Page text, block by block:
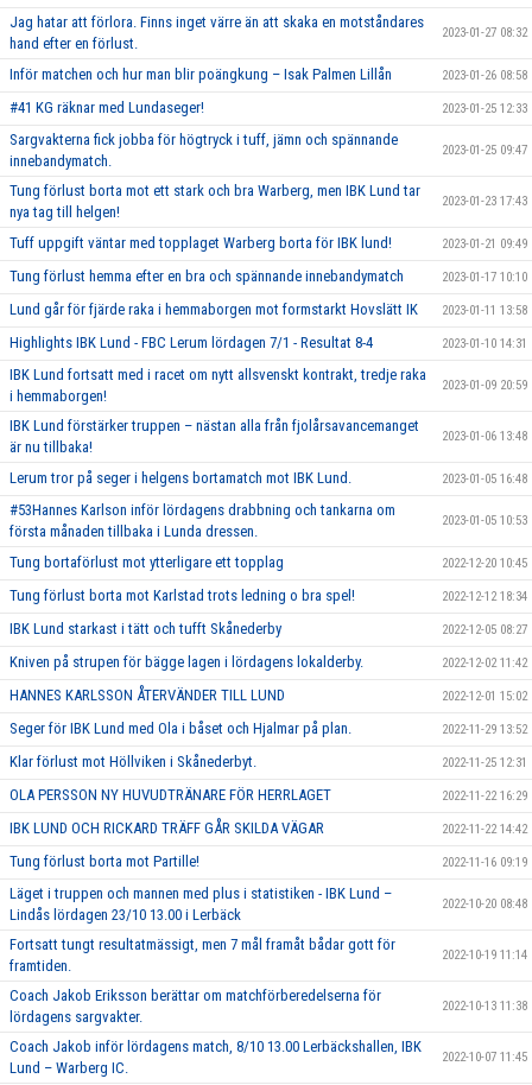
Jag hatar att förlora. Finns inget värre än att skaka en motståndares
hand efter en förlust.
2023-01-27 08:32
Inför matchen och hur man blir poängkung – Isak Palmen Lillån 2023-01-26 08:58
#41 KG räknar med Lundaseger! 2023-01-25 12:33
Sargvakterna fick jobba för högtryck i tuff, jämn och spännande
innebandymatch.
2023-01-25 09:47
Tung förlust borta mot ett stark och bra Warberg, men IBK Lund tar
nya tag till helgen!
2023-01-23 17:43
Tuff uppgift väntar med topplaget Warberg borta för IBK lund! 2023-01-21 09:49
Tung förlust hemma efter en bra och spännande innebandymatch 2023-01-17 10:10
Lund går för fjärde raka i hemmaborgen mot formstarkt Hovslätt IK 2023-01-11 13:58
Highlights IBK Lund - FBC Lerum lördagen 7/1 - Resultat 8-4 2023-01-10 14:31
IBK Lund fortsatt med i racet om nytt allsvenskt kontrakt, tredje raka
i hemmaborgen!
2023-01-09 20:59
IBK Lund förstärker truppen – nästan alla från fjolårsavancemanget
är nu tillbaka!
2023-01-06 13:48
Lerum tror på seger i helgens bortamatch mot IBK Lund. 2023-01-05 16:48
#53Hannes Karlson inför lördagens drabbning och tankarna om
första månaden tillbaka i Lunda dressen.
2023-01-05 10:53
Tung bortaförlust mot ytterligare ett topplag 2022-12-20 10:45
Tung förlust borta mot Karlstad trots ledning o bra spel! 2022-12-12 18:34
IBK Lund starkast i tätt och tufft Skånederby 2022-12-05 08:27
Kniven på strupen för bägge lagen i lördagens lokalderby. 2022-12-02 11:42
HANNES KARLSSON ÅTERVÄNDER TILL LUND 2022-12-01 15:02
Seger för IBK Lund med Ola i båset och Hjalmar på plan. 2022-11-29 13:52
Klar förlust mot Höllviken i Skånederbyt. 2022-11-25 12:31
OLA PERSSON NY HUVUDTRÄNARE FÖR HERRLAGET 2022-11-22 16:29
IBK LUND OCH RICKARD TRÄFF GÅR SKILDA VÄGAR 2022-11-22 14:42
Tung förlust borta mot Partille! 2022-11-16 09:19
Läget i truppen och mannen med plus i statistiken - IBK Lund –
Lindås lördagen 23/10 13.00 i Lerbäck
2022-10-20 08:48
Fortsatt tungt resultatmässigt, men 7 mål framåt bådar gott för
framtiden.
2022-10-19 11:14
Coach Jakob Eriksson berättar om matchförberedelserna för
lördagens sargvakter.
2022-10-13 11:38
Coach Jakob inför lördagens match, 8/10 13.00 Lerbäckshallen, IBK
Lund – Warberg IC.
2022-10-07 11:45